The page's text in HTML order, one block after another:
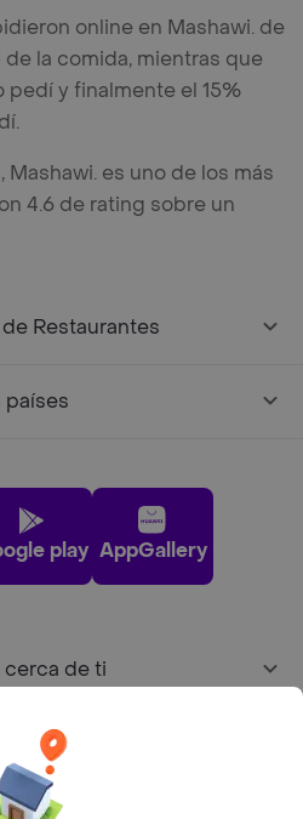
online en Mashawi. de
la comida, mientras que
pedí y finalmente el 15%
es uno de los más
4.6 de rating sobre un
Restaurantes
países
play AppGallery
de ti